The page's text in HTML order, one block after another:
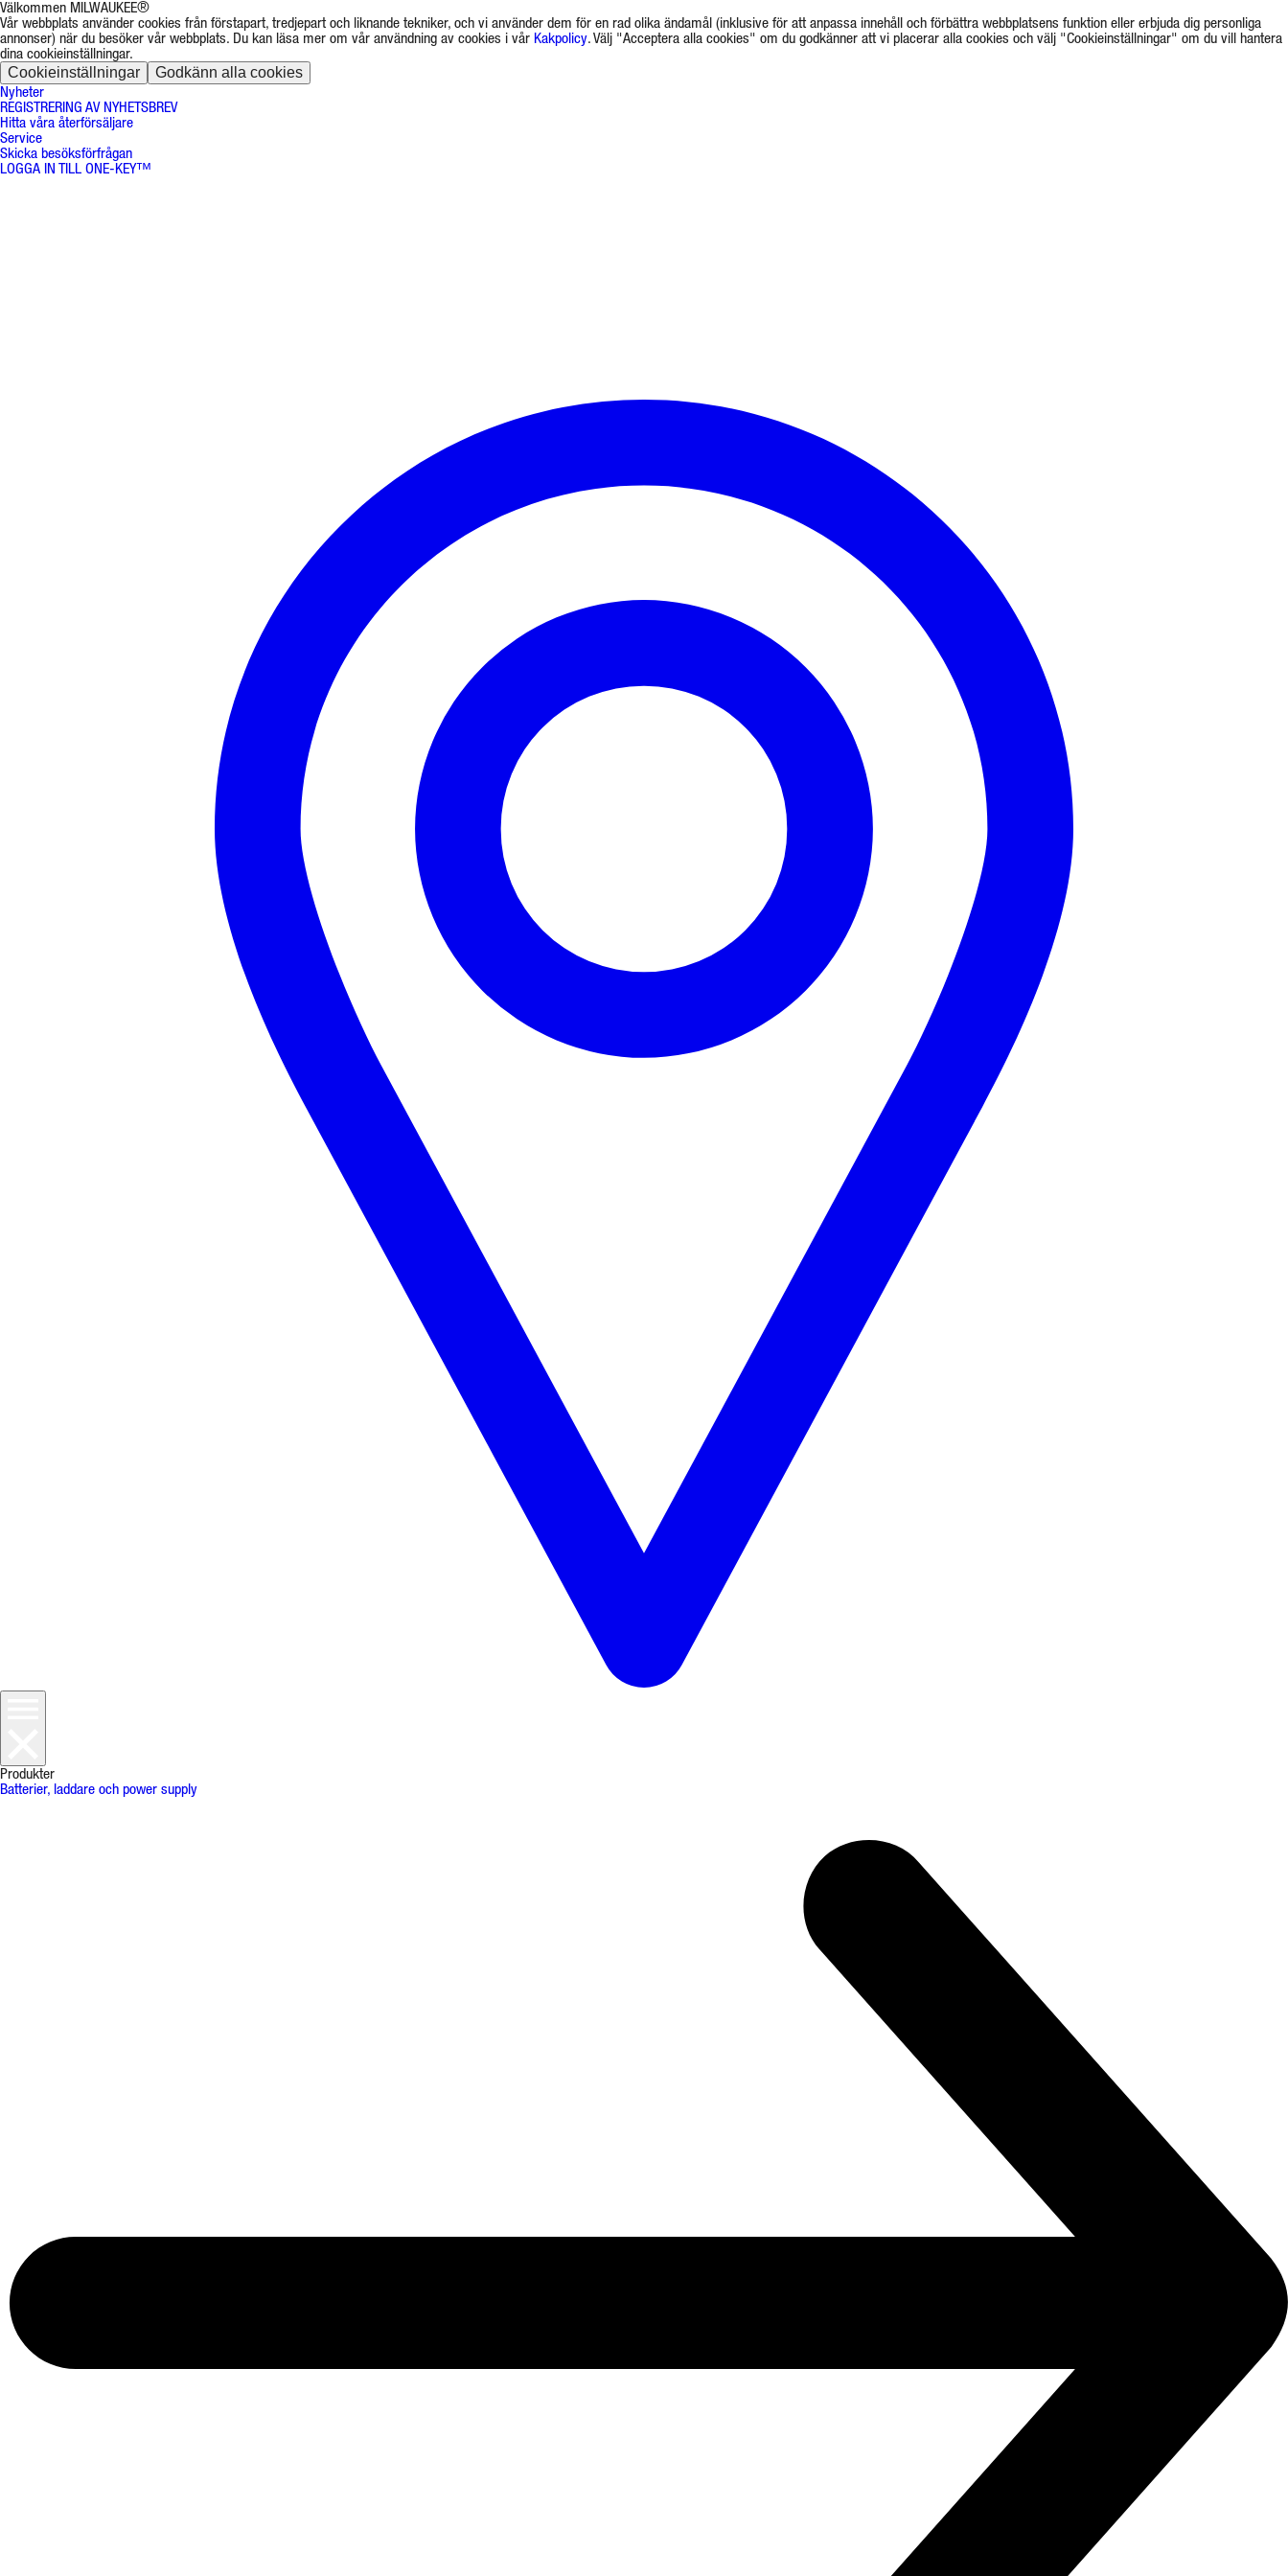
Välkommen MILWAUKEE®
Vår webbplats använder cookies från förstapart, tredjepart och liknande tekniker, och vi använder dem för en rad olika ändamål (inklusive för att anpassa innehåll och förbättra webbplatsens funktion eller erbjuda dig personliga
annonser) när du besöker vår webbplats. Du kan läsa mer om vår användning av cookies i vår Kakpolicy. Välj "Acceptera alla cookies" om du godkänner att vi placerar alla cookies och välj "Cookieinställningar" om du vill hantera
dina cookieinställningar.
Cookieinställningar Godkänn alla cookies
Nyheter
REGISTRERING AV NYHETSBREV
Hitta våra återförsäljare
Service
Skicka besöksförfrågan
LOGGA IN TILL ONE-KEY™
Produkter
Batterier, laddare och power supply